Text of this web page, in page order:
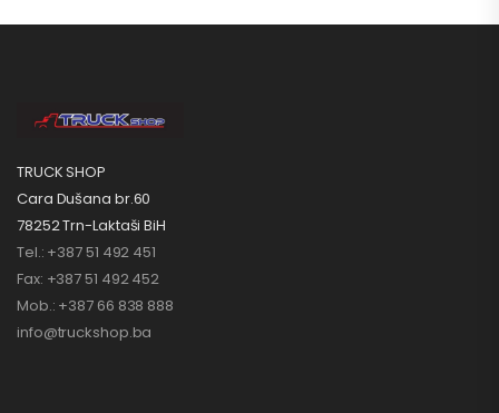
TRUCK SHOP
Cara Dušana br.60
78252 Trn-Laktaši BiH
Tel.: +387 51 492 451
Fax: +387 51 492 452
Mob.: +387 66 838 888
info@truckshop.ba